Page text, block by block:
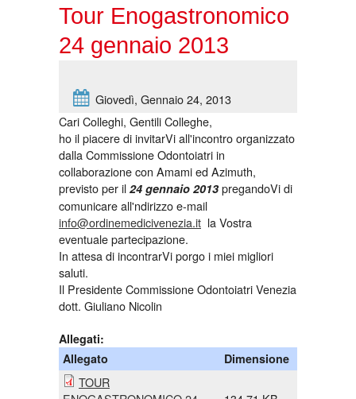
Tour Enogastronomico
24 gennaio 2013
Giovedì, Gennaio 24, 2013
Cari Colleghi, Gentili Colleghe,
ho il piacere di invitarVi all'incontro organizzato
dalla Commissione Odontoiatri in
collaborazione con Amami ed Azimuth,
previsto per il 24 gennaio 2013 pregandoVi di
comunicare all'ndirizzo e-mail
info@ordinemedicivenezia.it la Vostra
eventuale partecipazione.
In attesa di incontrarVi porgo i miei migliori
saluti.
Il Presidente Commissione Odontoiatri Venezia
dott. Giuliano Nicolin
Allegati:
Allegato
Dimensione
TOUR